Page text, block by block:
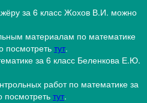
за 6 класс Жохов В.И. можно
материалам по математике
посмотреть тут.
за 6 класс Беленкова Е.Ю.
работ по математике за
посмотреть тут.